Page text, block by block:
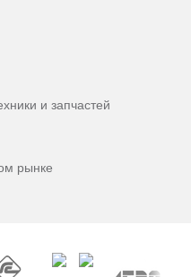
и запчастей
рынке